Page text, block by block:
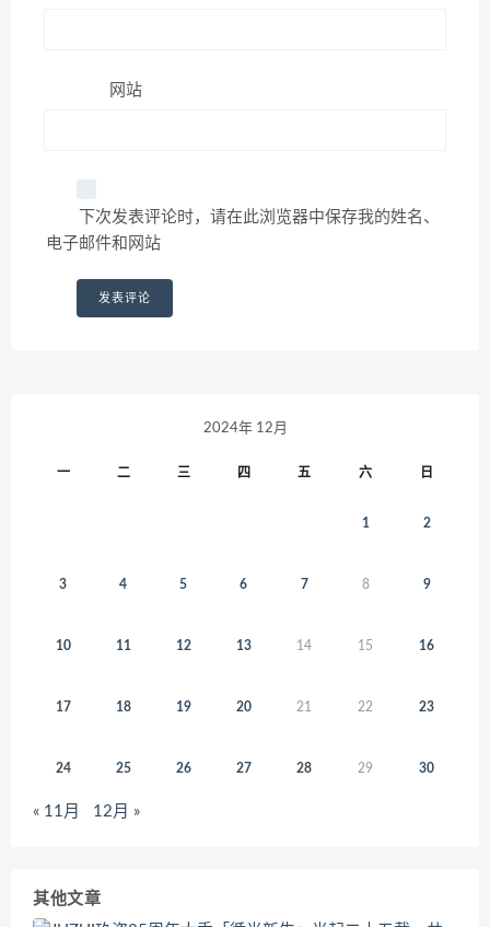
网站
下次发表评论时，请在此浏览器中保存我的姓名、
电子邮件和网站
2024年 12月
一 二 三 四 五 六 日
1 2
3 4 5 6 7 8 9
10 11 12 13 14 15 16
17 18 19 20 21 22 23
24 25 26 27 28 29 30
« 11月 12月 »
其他文章